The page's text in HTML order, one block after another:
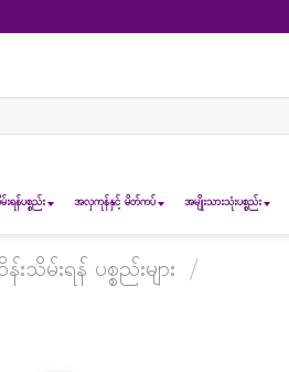
န်ပစ္စည်း အလှကုန်နှင့် မိတ်ကပ် အမျိုးသားသုံးပစ္စည်း
မ်းရန် ပစ္စည်းများ /